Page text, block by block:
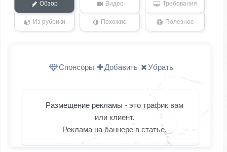
Обзор Видео Требования
Из рубрики Похожие Полезное
Спонсоры Добавить Убрать
Размещение рекламы - это трафик вам
или клиент.
Реклама на баннере в статье.